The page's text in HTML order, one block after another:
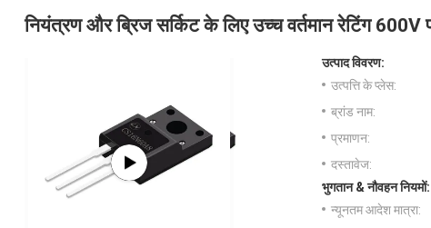
नियंत्रण और ब्रिज सर्किट के लिए उच्च वर्तमान रेटिंग 600V
उत्पाद विवरण:
उत्पत्ति के प्लेस:
ब्रांड नाम:
प्रमाणन:
दस्तावेज:
भुगतान & नौवहन नियमों:
न्यूनतम आदेश मात्रा: